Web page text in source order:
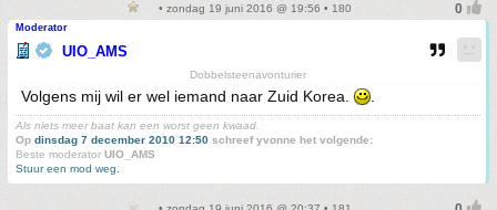
• zondag 19 juni 2016 @ 19:56 • 180
Moderator
UIO_AMS
Dobbelsteenavonturier
Volgens mij wil er wel iemand naar Zuid Korea.
Als niets meer baat kan een worst geen kwaad.
Op dinsdag 7 december 2010 12:50 schreef yvonne het volgende:
Beste moderator UIO_AMS
Stuur een mod weg.